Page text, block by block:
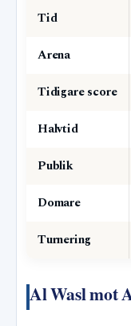
Tid
Arena
Tidigare score
Halvtid
Publik
Domare
Turnering
Al Wasl mot